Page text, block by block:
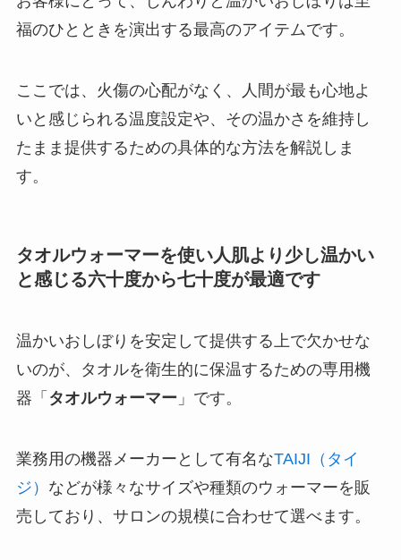
福のひとときを演出する最高のアイテムです。
ここでは、火傷の心配がなく、人間が最も心地よ
いと感じられる温度設定や、その温かさを維持し
たまま提供するための具体的な方法を解説しま
す。
タオルウォーマーを使い人肌より少し温かい
と感じる六十度から七十度が最適です
温かいおしぼりを安定して提供する上で欠かせな
いのが、タオルを衛生的に保温するための専用機
器「 タオルウォーマー 」です。
業務用の機器メーカーとして有名なTAIJI（タイ
ジ） などが様々なサイズや種類のウォーマーを販
売しており、サロンの規模に合わせて選べます。